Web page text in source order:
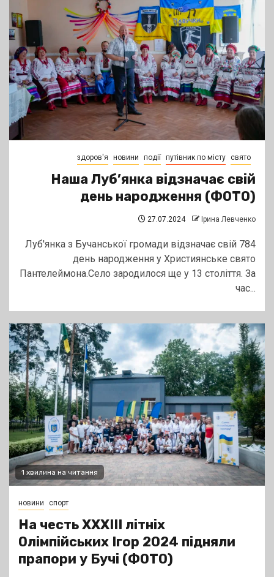
здоров'я новини події путівник по місту свято
Наша Луб’янка відзначає свій
день народження (ФОТО)
27.07.2024 Ірина Левченко
Луб'янка з Бучанської громади відзначає свій 784
день народження у Християнське свято
Пантелеймона.Село зародилося ще у 13 століття. За
час...
1 хвилина на читання
новини спорт
На честь XXXIII літніх
Олімпійських Ігор 2024 підняли
прапори у Бучі (ФОТО)